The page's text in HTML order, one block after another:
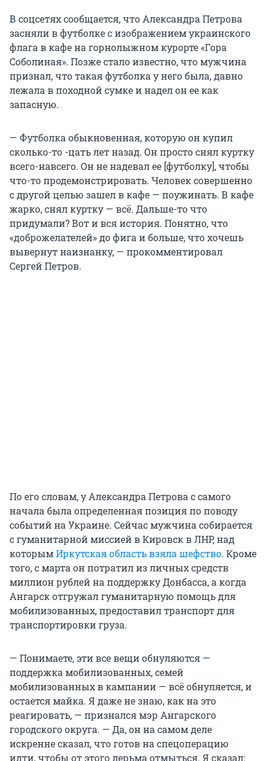
В соцсетях сообщается, что Александра Петрова
засняли в футболке с изображением украинского
флага в кафе на горнолыжном курорте «Гора
Соболиная». Позже стало известно, что мужчина
признал, что такая футболка у него была, давно
лежала в походной сумке и надел он ее как
запасную.
— Футболка обыкновенная, которую он купил
сколько-то -цать лет назад. Он просто снял куртку
всего-навсего. Он не надевал ее [футболку], чтобы
что-то продемонстрировать. Человек совершенно
с другой целью зашел в кафе — поужинать. В кафе
жарко, снял куртку — всё. Дальше-то что
придумали? Вот и вся история. Понятно, что
«доброжелателей» до фига и больше, что хочешь
вывернут наизнанку, — прокомментировал
Сергей Петров.
По его словам, у Александра Петрова с самого
начала была определенная позиция по поводу
событий на Украине. Сейчас мужчина собирается
с гуманитарной миссией в Кировск в ЛНР, над
которымИркутская область взяла шефство. Кроме
того, с марта он потратил из личных средств
миллион рублей на поддержку Донбасса, а когда
Ангарск отгружал гуманитарную помощь для
мобилизованных, предоставил транспорт для
транспортировки груза.
— Понимаете, эти все вещи обнуляются —
поддержка мобилизованных, семей
мобилизованных в кампании — всё обнуляется, и
остается майка. Я даже не знаю, как на это
реагировать, — признался мэр Ангарского
городского округа. — Да, он на самом деле
искренне сказал, что готов на спецоперацию
идти, чтобы от этого дерьма отмыться. Я сказал: